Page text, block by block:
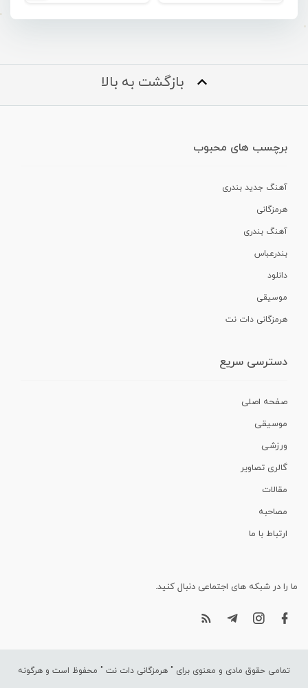
بازگشت به بالا
برچسب های محبوب
آهنگ جدید بندری
هرمزگانی
آهنگ بندری
بندرعباس
دانلود
موسیقی
هرمزگانی دات نت
دسترسی سریع
صفحه اصلی
موسیقی
ورزشی
گالری تصاویر
مقالات
مصاحبه
ارتباط با ما
ما را در شبکه های اجتماعی دنبال کنید.
تمامی حقوق مادی و معنوی برای " هرمزگانی دات نت " محفوظ است و هرگونه